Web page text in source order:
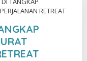
RETREAT